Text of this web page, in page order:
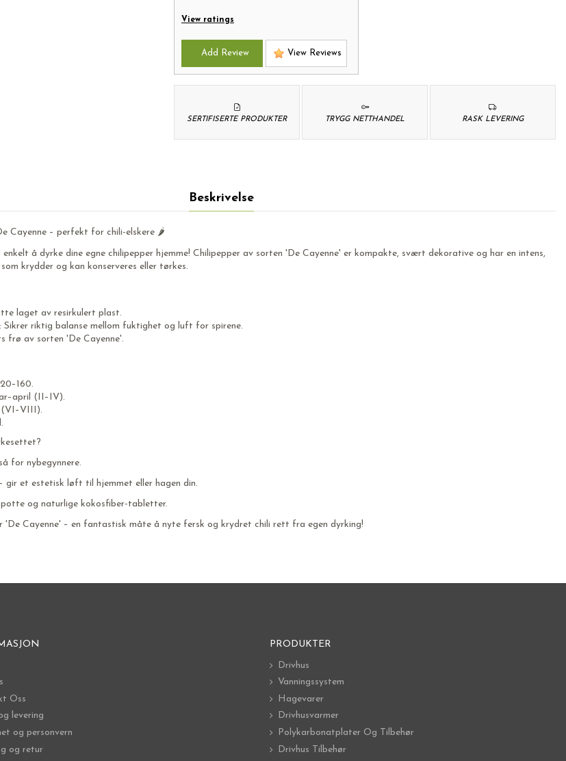
View ratings
Add Review View Reviews
RASK LEVERING
TRYGG NETTHANDEL
SERTIFISERTE PRODUKTER
Beskrivelse
Cayenne – perfekt for chili-elskere 🌶️
å dyrke dine egne chilipepper hjemme! Chilipepper av sorten 'De Cayenne' er kompakte, svært dekorative og har en intens,
krydder og kan konserveres eller tørkes.
laget av resirkulert plast.
riktig balanse mellom fuktighet og luft for spirene.
frø av sorten 'De Cayenne'.
(II–IV).
(VI–VIII).
for nybegynnere.
gir et estetisk løft til hjemmet eller hagen din.
og naturlige kokosfiber-tabletter.
Cayenne' – en fantastisk måte å nyte fersk og krydret chili rett fra egen dyrking!
Oss
levering
og personvern
og retur
PRODUKTER
Drivhus
Vanningssystem
Hagevarer
Drivhusvarmer
Polykarbonatplater Og Tilbehør
Drivhus Tilbehør